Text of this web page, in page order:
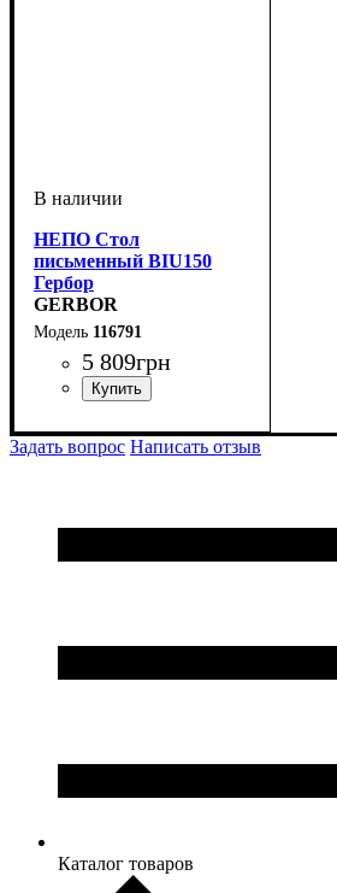
НЕПО Стол
письменный BIU150
Гербор
GERBOR
116791
5 809грн
Задать вопрос Написать отзыв
Каталог товаров